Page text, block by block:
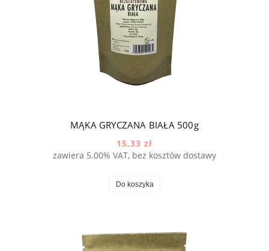
MĄKA GRYCZANA BIAŁA 500g
15,33 zł
zawiera 5.00% VAT, bez kosztów dostawy
Do koszyka